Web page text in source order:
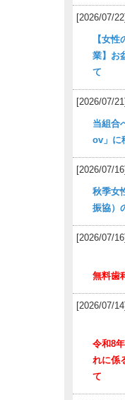
[2026/07/22]
【女
業】お
て
[2026/07/21]
当組合
ov」に
[2026/07/16]
秋季女
振協）
[2026/07/16]
無料歯
[2026/07/14]
令和8
れに係
て